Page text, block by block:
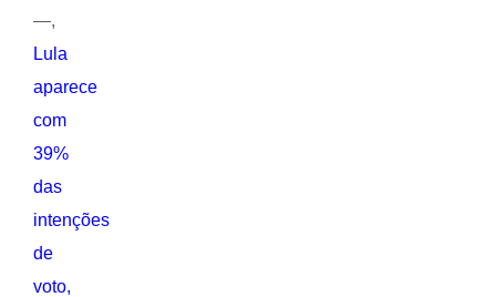
—,
Lula
aparece
com
39%
das
intenções
de
voto,